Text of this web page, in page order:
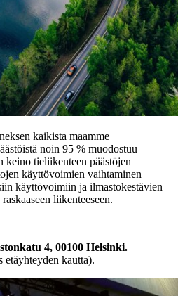
kaikista maamme
noin 95 % muodostuu
keino tieliikenteen päästöjen
käyttövoimien vaihtaminen
käyttövoimiin ja ilmastokestävien
liikenteeseen.
4, 00100 Helsinki.
etäyhteyden kautta).